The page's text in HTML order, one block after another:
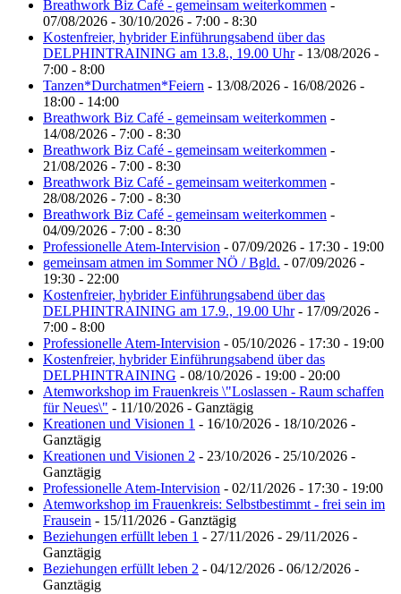
Breathwork Biz Café - gemeinsam weiterkommen -
07/08/2026 - 30/10/2026 - 7:00 - 8:30
Kostenfreier, hybrider Einführungsabend über das
DELPHINTRAINING am 13.8., 19.00 Uhr- 13/08/2026 -
7:00 - 8:00
Tanzen*Durchatmen*Feiern - 13/08/2026 - 16/08/2026 -
18:00 - 14:00
Breathwork Biz Café - gemeinsam weiterkommen -
14/08/2026 - 7:00 - 8:30
Breathwork Biz Café - gemeinsam weiterkommen -
21/08/2026 - 7:00 - 8:30
Breathwork Biz Café - gemeinsam weiterkommen -
28/08/2026 - 7:00 - 8:30
Breathwork Biz Café - gemeinsam weiterkommen -
04/09/2026 - 7:00 - 8:30
Professionelle Atem-Intervision - 07/09/2026 - 17:30 - 19:00
gemeinsam atmen im Sommer NÖ / Bgld. - 07/09/2026 -
19:30 - 22:00
Kostenfreier, hybrider Einführungsabend über das
DELPHINTRAINING am 17.9., 19.00 Uhr- 17/09/2026 -
7:00 - 8:00
Professionelle Atem-Intervision - 05/10/2026 - 17:30 - 19:00
Kostenfreier, hybrider Einführungsabend über das
DELPHINTRAINING - 08/10/2026 - 19:00 - 20:00
Atemworkshop im Frauenkreis \"Loslassen - Raum schaffen
für Neues\" - 11/10/2026 - Ganztägig
Kreationen und Visionen 1 - 16/10/2026 - 18/10/2026 -
Ganztägig
Kreationen und Visionen 2 - 23/10/2026 - 25/10/2026 -
Ganztägig
Professionelle Atem-Intervision - 02/11/2026 - 17:30 - 19:00
Atemworkshop im Frauenkreis: Selbstbestimmt - frei sein im
Frausein - 15/11/2026 - Ganztägig
Beziehungen erfüllt leben 1 - 27/11/2026 - 29/11/2026 -
Ganztägig
Beziehungen erfüllt leben 2 - 04/12/2026 - 06/12/2026 -
Ganztägig